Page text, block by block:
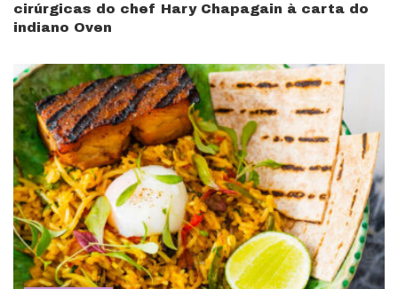
cirúrgicas do chef Hary Chapagain à carta do
indiano Oven